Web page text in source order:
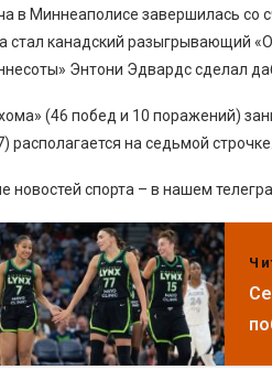
в Миннеаполисе завершилась со
стал канадский разыгрывающий
Энтони Эдвардс сделал
(46 побед и 10 поражений)
располагается на седьмой строчке.
новостей спорта – в нашем